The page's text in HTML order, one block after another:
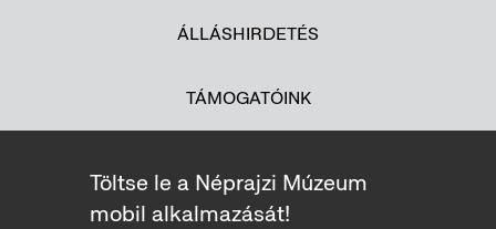
ÁLLÁSHIRDETÉS
TÁMOGATÓINK
Töltse le a Néprajzi Múzeum
mobil alkalmazását!